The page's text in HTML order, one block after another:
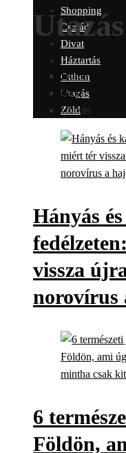
Shopping
Család
Divat
Háztartás
Otthon
Utazás
Zöld
Utazás
Home
Blog
Utazás
Hányás
vissza
norovírus
6
Földön,